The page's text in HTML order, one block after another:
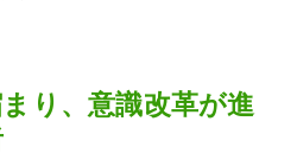
り、意識改革が進